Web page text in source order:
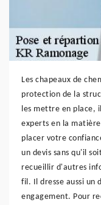
Les chapeaux de
protection de la
les mettre en place,
experts en la
placer votre
un devis sans qu'il
recueillir d'autres
fil. Il dresse aussi un
engagement. Pour